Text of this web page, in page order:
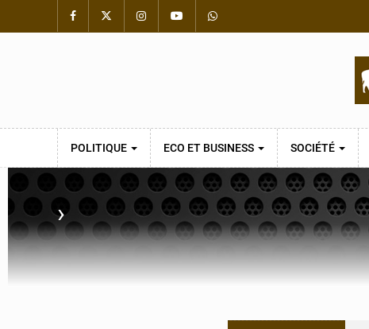
POLITIQUE ECO ET BUSINESS SOCIÉTÉ
›